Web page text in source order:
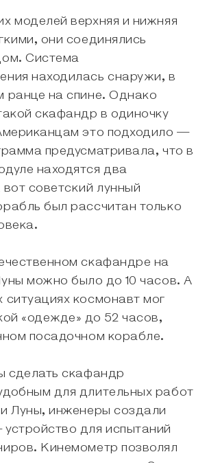
моделей верхняя и нижняя
они соединялись
Система
находилась снаружи, в
ранце на спине. Однако
скафандр в одиночку
это подходило —
предусматривала, что в
находятся два
советский лунный
был рассчитан только
скафандре на
можно было до 10 часов. А
ситуациях космонавт мог
«одежде» до 52 часов,
посадочном корабле.
сделать скафандр
для длительных работ
Луны, инженеры создали
для испытаний
Кинемометр позволял